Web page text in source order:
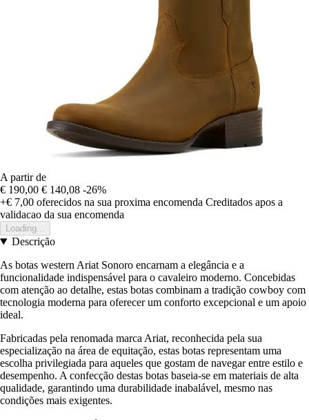
A partir de
€ 190,00 € 140,08 -26%
+€ 7,00 oferecidos na sua proxima encomenda Creditados apos a
validacao da sua encomenda
Loading...
Descrição
As botas western Ariat Sonoro encarnam a elegância e a
funcionalidade indispensável para o cavaleiro moderno. Concebidas
com atenção ao detalhe, estas botas combinam a tradição cowboy com
tecnologia moderna para oferecer um conforto excepcional e um apoio
ideal.
Fabricadas pela renomada marca Ariat, reconhecida pela sua
especialização na área de equitação, estas botas representam uma
escolha privilegiada para aqueles que gostam de navegar entre estilo e
desempenho. A confecção destas botas baseia-se em materiais de alta
qualidade, garantindo uma durabilidade inabalável, mesmo nas
condições mais exigentes.